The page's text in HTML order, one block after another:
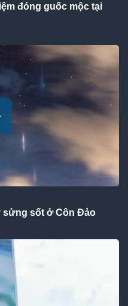
đóng guốc mộc tại
sửng sốt ở Côn Đảo